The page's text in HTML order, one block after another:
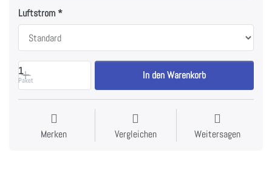
Luftstrom
1
Paket In den Warenkorb
Merken Vergleichen Weitersagen